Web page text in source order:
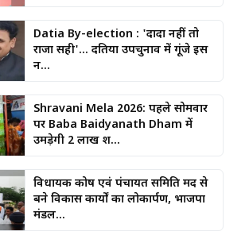
Datia By-election : 'दादा नहीं तो
राजा सही'... दतिया उपचुनाव में गूंजे इस
न...
Shravani Mela 2026: पहले सोमवार
पर Baba Baidyanath Dham में
उमड़ेगी 2 लाख श...
विधायक कोष एवं पंचायत समिति मद से
बने विकास कार्यों का लोकार्पण, भाजपा
मंडल...